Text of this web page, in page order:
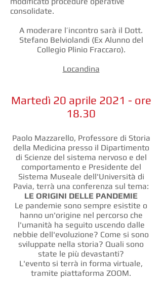
consolidate.
A moderare l’incontro sarà il Dott.
Stefano Belviolandi (Ex Alunno del
Collegio Plinio Fraccaro).
Locandina
Martedì 20 aprile 2021 - ore
18.30
Paolo Mazzarello, Professore di Storia
della Medicina presso il Dipartimento
di Scienze del sistema nervoso e del
comportamento e Presidente del
Sistema Museale dell'Università di
Pavia, terrà una conferenza sul tema:
LE ORIGINI DELLE PANDEMIE
Le pandemie sono sempre esistite o
hanno un'origine nel percorso che
l'umanità ha seguito uscendo dalle
nebbie dell'evoluzione? Come si sono
sviluppate nella storia? Quali sono
state le più devastanti?
L'evento si terrà in forma virtuale,
tramite piattaforma ZOOM.